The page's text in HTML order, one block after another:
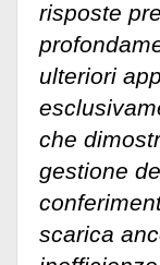
risposte
ulteriori
che
gestione
scarica